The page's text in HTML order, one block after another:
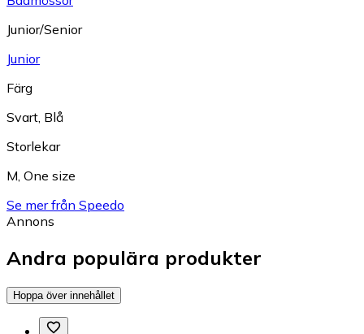
Junior/Senior
Junior
Färg
Svart Blå
Storlekar
M One size
Se mer från Speedo
Annons
Andra populära produkter
Hoppa över innehållet